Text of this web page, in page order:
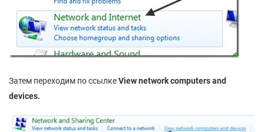
Затем переходим по ссылкеView network computers and
devices.